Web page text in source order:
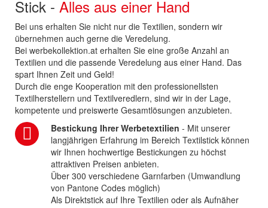
Stick - Alles aus einer Hand
Bei uns erhalten Sie nicht nur die Textilien, sondern wir
übernehmen auch gerne die Veredelung.
Bei werbekollektion.at erhalten Sie eine große Anzahl an
Textilien und die passende Veredelung aus einer Hand. Das
spart Ihnen Zeit und Geld!
Durch die enge Kooperation mit den professionellsten
Textilherstellern und Textilveredlern, sind wir in der Lage,
kompetente und preiswerte Gesamtlösungen anzubieten.
Bestickung Ihrer Werbetextilien - Mit unserer
langjährigen Erfahrung im Bereich Textilstick können
wir Ihnen hochwertige Bestickungen zu höchst
attraktiven Preisen anbieten.
Über 300 verschiedene Garnfarben (Umwandlung
von Pantone Codes möglich)
Als Direktstick auf Ihre Textilien oder als Aufnäher